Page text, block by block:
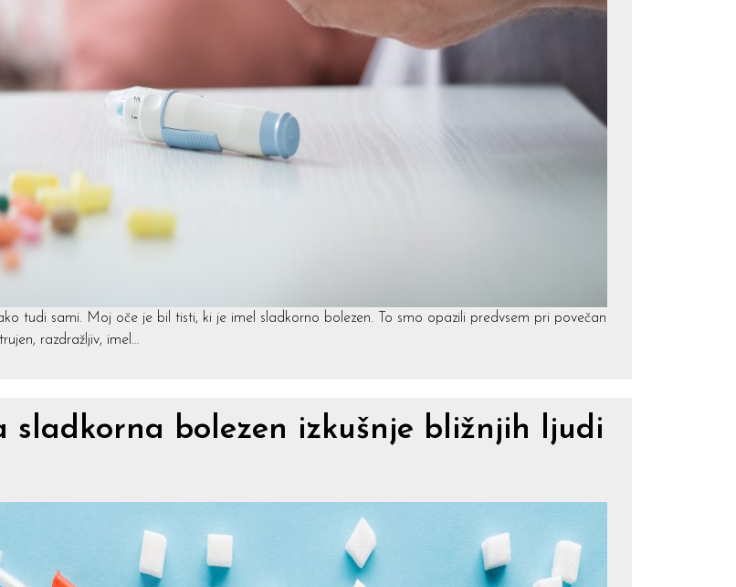
tudi sami. Moj oče je bil tisti, ki je imel sladkorno bolezen. To smo opazili predvsem pri povečan
razdražljiv, imel…
sladkorna bolezen izkušnje bližnjih ljudi